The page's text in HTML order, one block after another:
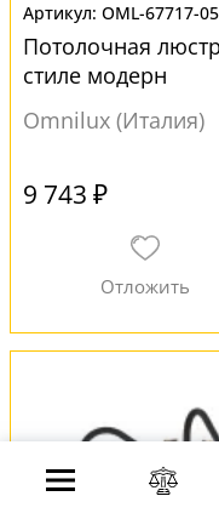
OML-67717-05
Потолочная
стиле модерн
Omnilux (Италия)
9 743 ₽